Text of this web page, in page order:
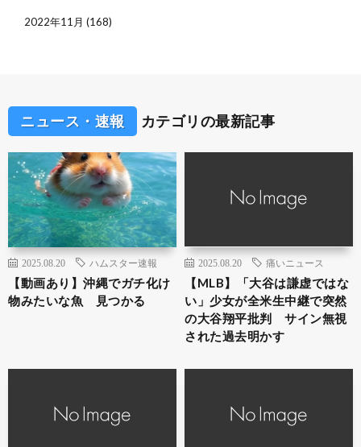
2022年11月 (168)
ニュース・速報 カテゴリの最新記事
2025.08.20 ハムスター速報
【動画あり】沖縄でガチ化け
物みたいな魚 見つかる
2025.08.20 痛いニュース
【MLB】「大谷は謙虚ではな
い」少女が全米生中継で突然
の大谷翔平批判 サイン無視
された過去明かす